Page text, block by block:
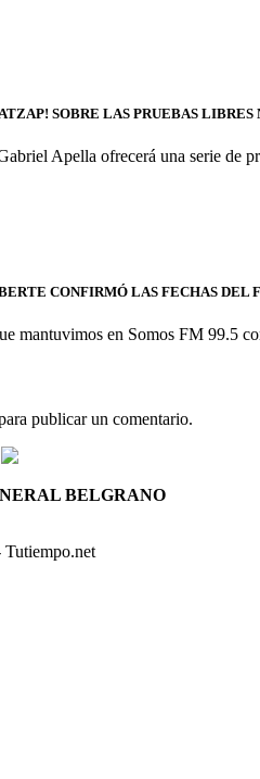
SOBRE LAS PRUEBAS
Apella ofrecerá una serie de
CONFIRMÓ LAS FECHAS
mantuvimos en Somos FM 99.5
publicar un comentario.
BELGRANO